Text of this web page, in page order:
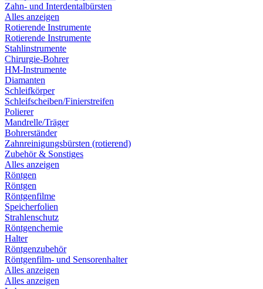
Zahn- und Interdentalbürsten
Alles anzeigen
Rotierende Instrumente
Rotierende Instrumente
Stahlinstrumente
Chirurgie-Bohrer
HM-Instrumente
Diamanten
Schleifkörper
Schleifscheiben/Finierstreifen
Polierer
Mandrelle/Träger
Bohrerständer
Zahnreinigungsbürsten (rotierend)
Zubehör & Sonstiges
Alles anzeigen
Röntgen
Röntgen
Röntgenfilme
Speicherfolien
Strahlenschutz
Röntgenchemie
Halter
Röntgenzubehör
Röntgenfilm- und Sensorenhalter
Alles anzeigen
Alles anzeigen